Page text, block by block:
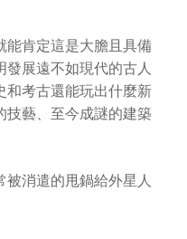
能肯定這是大膽且具備
發展遠不如現代的古人
和考古還能玩出什麼新
技藝、至今成謎的建築
被消遣的甩鍋給外星人